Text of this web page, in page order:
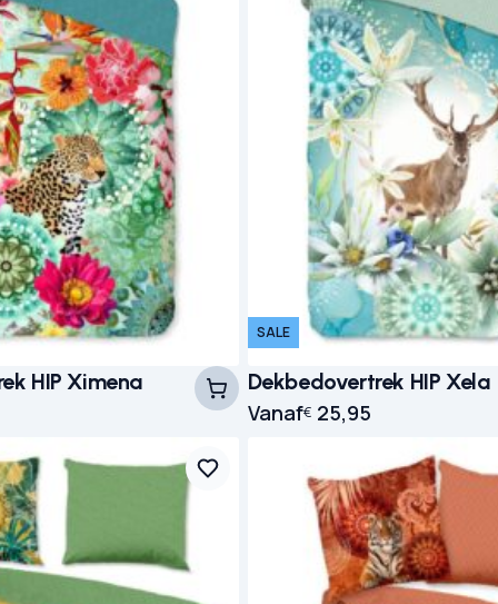
HIP Ximena
SALE
Dekbedovertrek HIP Xela
Vanaf€ 25,95